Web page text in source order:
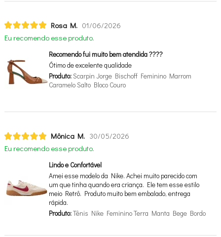
Rosa M. 01/06/2026
Eu recomendo esse produto.
Recomendo fui muito bem atendida ????
Ótimo de excelente qualidade
Produto:Scarpin Jorge Bischoff Feminino Marrom
Caramelo Salto Bloco Couro
Mônica M. 30/05/2026
Eu recomendo esse produto.
Lindo e Confortável
Amei esse modelo da Nike. Achei muito parecido com
um que tinha quando era criança. Ele tem esse estilo
meio Retrô. Produto muito bem embalado, entrega
rápida.
Produto:Tênis Nike Feminino Terra Manta Bege Bordo